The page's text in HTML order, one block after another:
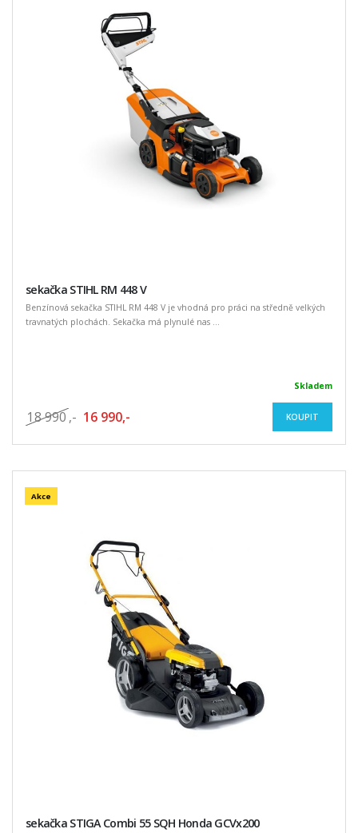
sekačka STIHL RM 448 V
Benzínová sekačka STIHL RM 448 V je vhodná pro práci na středně velkých
travnatých plochách. Sekačka má plynulé nas ...
Skladem
18 990 ,- 16 990,- KOUPIT
Akce
sekačka STIGA Combi 55 SQH Honda GCVx200